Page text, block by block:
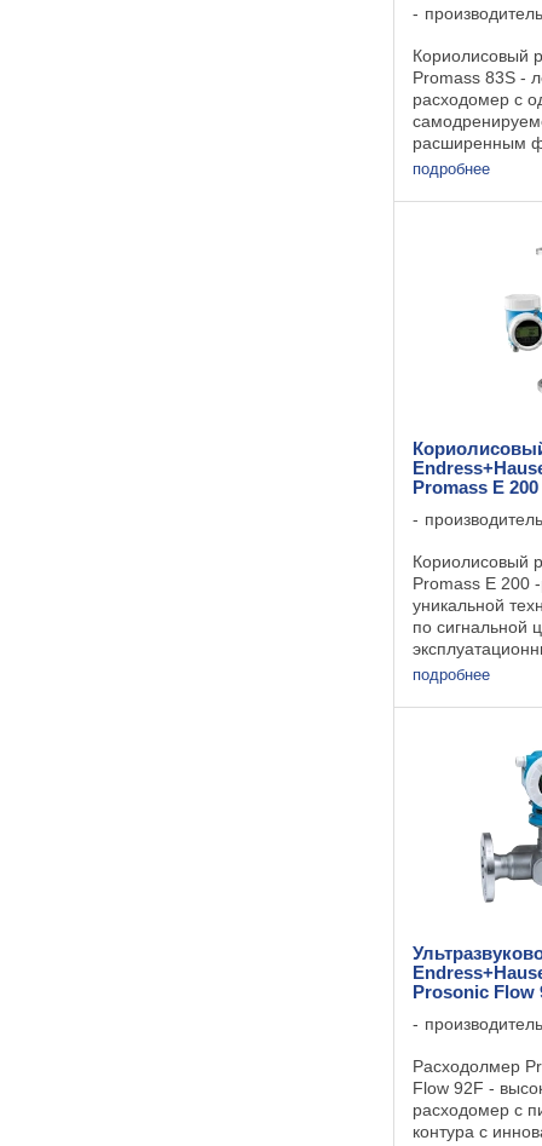
Кориолисовый
Promass 83S -
расходомер с
расширенным
требованиям
производства ...
подробнее
Promass E 200
Кориолисовый
Promass E 200
уникальной
по сигнальной
химической и
технологией
подробнее
Prosonic Flow
Расходолмер
Flow 92F -
расходомер с
контура с